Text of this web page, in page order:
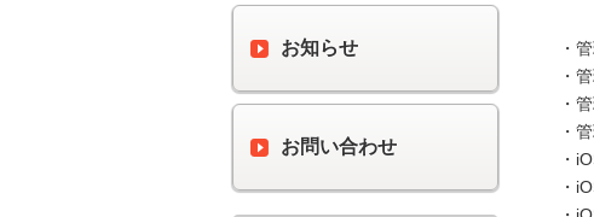
・
・
・
・
・
・
お知らせ
お問い合わせ